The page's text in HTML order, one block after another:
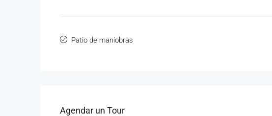
Patio de maniobras
Agendar un Tour